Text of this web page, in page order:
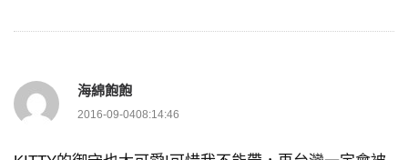
海綿飽飽
2016-09-0408:14:46